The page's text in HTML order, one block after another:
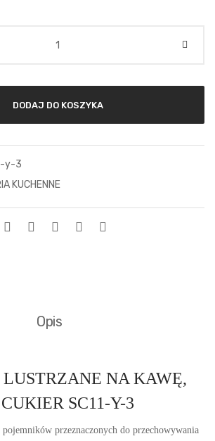
DODAJ DO KOSZYKA
y-3
KUCHENNE
Opis
NA KAWĘ,
SC11-Y-3
przeznaczonych do przechowywania